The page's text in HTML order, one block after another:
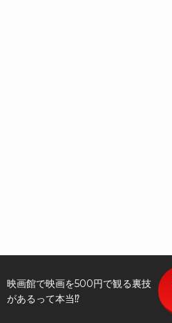
映画館で映画を500円で観る裏技
があるって本当⁉